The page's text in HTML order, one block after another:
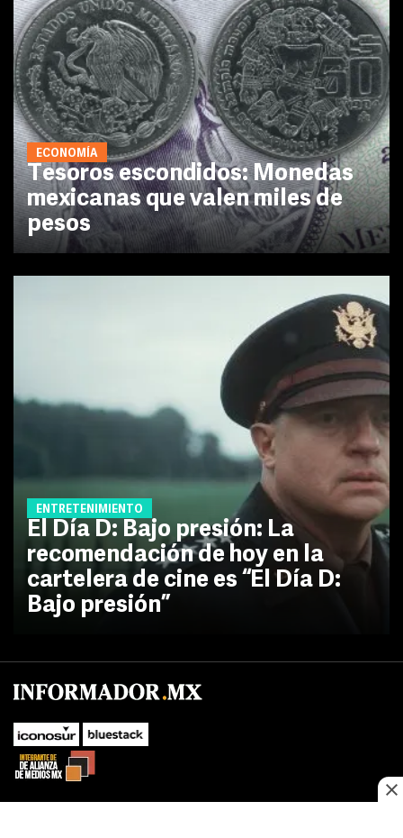
ECONOMÍA
Tesoros escondidos: Monedas
mexicanas que valen miles de
pesos
ENTRETENIMIENTO
El Día D: Bajo presión: La
recomendación de hoy en la
cartelera de cine es “El Día D:
Bajo presión”